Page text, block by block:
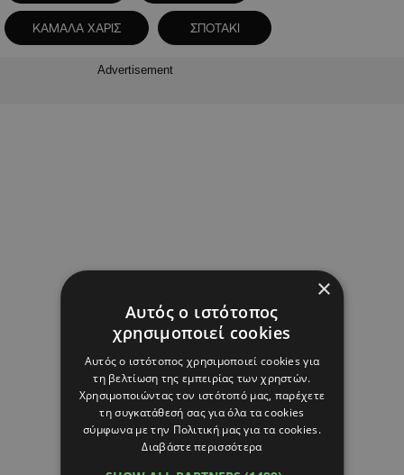
ΚΑΜΑΛΑ ΧΑΡΙΣ ΣΠΟΤΑΚΙ
Advertisement
×
Αυτός ο ιστότοπος
χρησιμοποιεί cookies
Αυτός ο ιστότοπος χρησιμοποιεί cookies για
τη βελτίωση της εμπειρίας των χρηστών.
Χρησιμοποιώντας τον ιστότοπό μας, παρέχετε
τη συγκατάθεσή σας για όλα τα cookies
σύμφωνα με την Πολιτική μας για τα cookies.
Διαβάστε περισσότερα